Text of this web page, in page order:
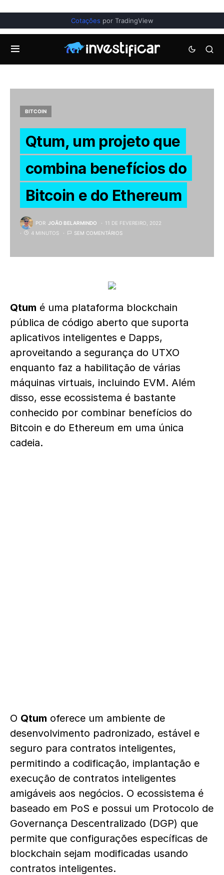
Cotações por TradingView
BITCOIN
Qtum, um projeto que
combina benefícios do
Bitcoin e do Ethereum
POR JOÃO BELARMINDO
11 DE FEVEREIRO, 2022
4 MINUTOS
SEM COMENTÁRIOS
Qtum é uma plataforma blockchain
pública de código aberto que suporta
aplicativos inteligentes e Dapps,
aproveitando a segurança do UTXO
enquanto faz a habilitação de várias
máquinas virtuais, incluindo EVM. Além
disso, esse ecossistema é bastante
conhecido por combinar benefícios do
Bitcoin e do Ethereum em uma única
cadeia.
O Qtum oferece um ambiente de
desenvolvimento padronizado, estável e
seguro para contratos inteligentes,
permitindo a codificação, implantação e
execução de contratos inteligentes
amigáveis aos negócios. O ecossistema é
baseado em PoS e possui um Protocolo de
Governança Descentralizado (DGP) que
permite que configurações específicas de
blockchain sejam modificadas usando
contratos inteligentes.